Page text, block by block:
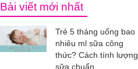
Bài viết mới nhất
Trẻ 5 tháng uống bao
nhiêu ml sữa công
thức? Cách tính lượng
sữa chuẩn